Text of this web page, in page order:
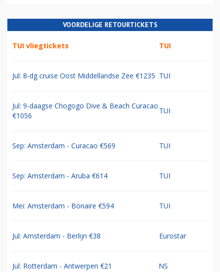
VOORDELIGE RETOURTICKETS
TUI vliegtickets TUI
Jul: 8-dg cruise Oost Middellandse Zee €1235 TUI
Jul: 9-daagse Chogogo Dive & Beach Curacao
€1056
TUI
Sep: Amsterdam - Curacao €569 TUI
Sep: Amsterdam - Aruba €614 TUI
Mei: Amsterdam - Bonaire €594 TUI
Jul: Amsterdam - Berlijn €38 Eurostar
Jul: Rotterdam - Antwerpen €21 NS